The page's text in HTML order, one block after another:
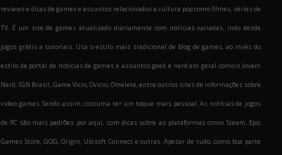
reviews e dicas de games e assuntos relacionados a cultura pop como filmes, séries de
TV. É um site de games atualizado diariamente com notícias variadas, indo desde
jogos grátis a tutoriais. Usa o estilo mais tradicional de blog de games, ao invés do
estilo de portal de notícias de games e assuntos geek e nerd em geral como o Jovem
Nerd, IGN Brasil, Game Vicio, Ovicio, Omelete, entre outros sites de informações sobre
video games. Sendo assim, costuma ter um toque mais pessoal. As notícias de jogos
de PC são mais padrões por aqui, com dicas sobre as plataformas como Steam, Epic
Games Store, GOG, Origin, Ubisoft Connect e outras. Apesar de tudo, como boa parte